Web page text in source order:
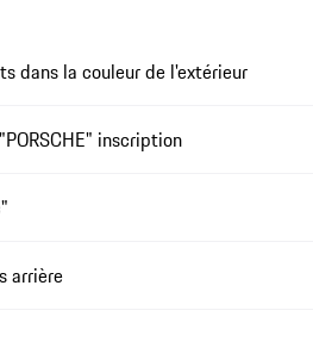
dans la couleur de l'extérieur
inscription
arrière